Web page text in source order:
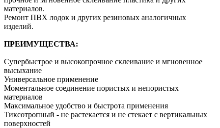
материалов.
Ремонт ПВХ лодок и других резиновых аналогичных
изделий.
ПРЕИМУЩЕСТВА:
Супербыстрое и высокопрочное склеивание и мгновенное
высыхание
Универсальное применение
Моментальное соединение пористых и непористых
материалов
Максимальное удобство и быстрота применения
Тиксотропный - не растекается и не стекает с вертикальных
поверхностей